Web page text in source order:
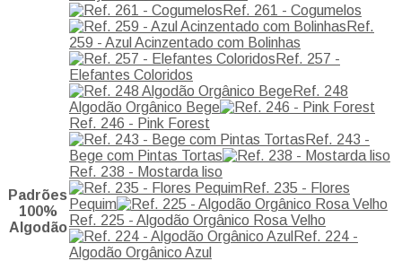
Padrões
100%
Algodão
Ref. 261 - Cogumelos
Ref.
259 - Azul Acinzentado com Bolinhas
Ref. 257 -
Elefantes Coloridos
Ref. 248
Algodão Orgânico Bege
Ref. 246 - Pink Forest
Ref. 243 -
Bege com Pintas Tortas
Ref. 238 - Mostarda liso
Ref. 235 - Flores
Pequim
Ref. 225 - Algodão Orgânico Rosa Velho
Ref. 224 -
Algodão Orgânico Azul